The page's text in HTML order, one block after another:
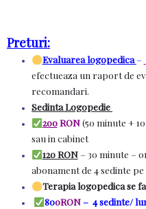
Preturi:
Evaluarea logopedica–
efectueaza un raport de
recomandari.
Sedinta Logopedie
200RON(50 minute +
sau in cabinet
120 RON– 30 minute –
abonament de 4 sedinte
Terapia logopedica se
800RON– 4 sedinte/